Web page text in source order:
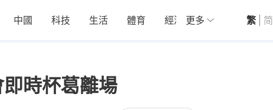
中國 科技 生活 體育 經濟 01深圳 觀點
更多 繁 简
時杯葛離場